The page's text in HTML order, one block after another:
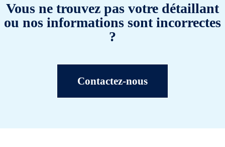
Vous ne trouvez pas votre détaillant
ou nos informations sont incorrectes
?
Contactez-nous